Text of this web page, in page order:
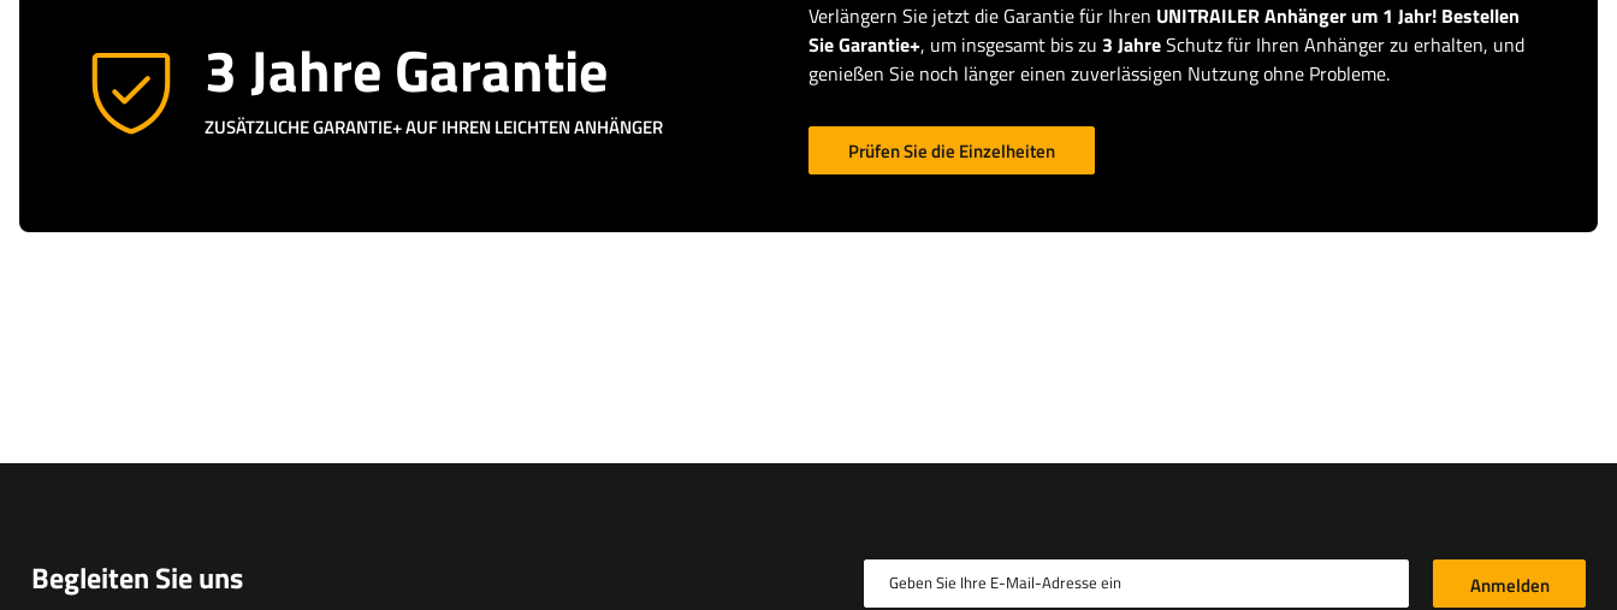
3 Jahre Garantie
ZUSÄTZLICHE GARANTIE+ AUF IHREN LEICHTEN ANHÄNGER
Verlängern Sie jetzt die Garantie für Ihren UNITRAILER Anhänger um 1 Jahr! Bestellen
Sie Garantie+, um insgesamt bis zu 3 JahreSchutz für Ihren Anhänger zu erhalten, und
genießen Sie noch länger einen zuverlässigen Nutzung ohne Probleme.
Prüfen Sie die Einzelheiten
Begleiten Sie uns Geben Sie Ihre E-Mail-Adresse ein Anmelden